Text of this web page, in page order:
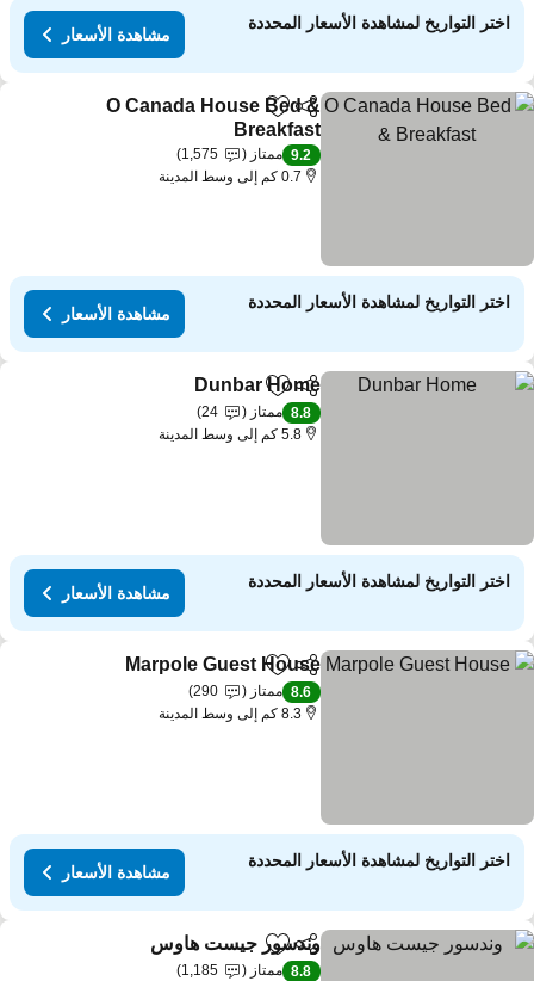
اختر التواريخ لمشاهدة الأسعار المحددة
مشاهدة الأسعار
مشاركةAdd to favorites
O Canada House Bed &
Breakfast
مشاهدة الأسعار
9.2 ممتاز
1,575
0.7 كم إلى وسط المدينة
اختر التواريخ لمشاهدة الأسعار المحددة
مشاهدة الأسعار
مشاركةAdd to favorites
Dunbar Home
8.8 ممتاز
24
5.8 كم إلى وسط المدينة
اختر التواريخ لمشاهدة الأسعار المحددة
مشاهدة الأسعار
مشاركةAdd to favorites
Marpole Guest House
8.6 ممتاز
290
8.3 كم إلى وسط المدينة
اختر التواريخ لمشاهدة الأسعار المحددة
مشاهدة الأسعار
مشاركةAdd to favorites
وندسور جيست هاوس
8.8 ممتاز
1,185